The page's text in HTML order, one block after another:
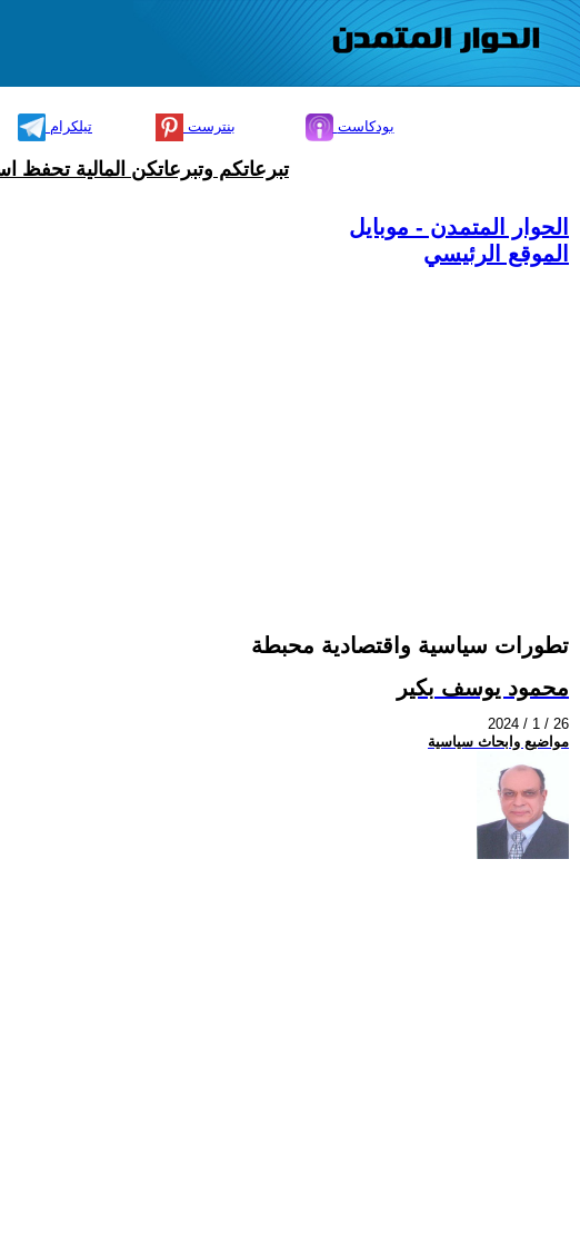
تيلكرام بنترست بودكاست
تبرعاتكم وتبرعاتكن المالية تحفظ
الحوار المتمدن - موبايل
الموقع الرئيسي
تطورات سياسية واقتصادية محبطة
محمود يوسف بكير
2024 / 1 / 26
مواضيع وابحاث سياسية